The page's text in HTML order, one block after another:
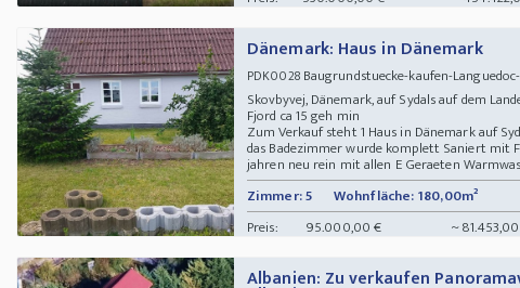
Dänemark: Haus in Dänemark
PDK0028Baugrundstuecke-kaufen-
Skovbyvej, Dänemark, auf Sydals auf dem
Fjord ca 15 geh min
Zum Verkauf steht 1 Haus in Dänemark auf
das Badezimmer wurde komplett Saniert mit
jahren neu rein mit allen E Geraeten
Zimmer: 5
Wohnfläche: 180,00m²
Preis:
95.000,00 € ~
Albanien: Zu verkaufen